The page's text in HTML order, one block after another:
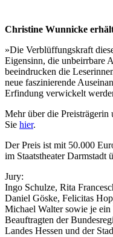
Christine Wunnicke
»Die Verblüffungskraft
Eigensinn, die unbeirrbare
beeindrucken die
neue faszinierende
Erfindung verwickelt
Mehr über die Preisträgerin
Sie hier.
Der Preis ist mit 50.000
im Staatstheater Darmstadt
Jury:
Ingo Schulze, Rita
Daniel Göske, Felicitas
Michael Walter sowie je ein
Beauftragten der
Landes Hessen und der